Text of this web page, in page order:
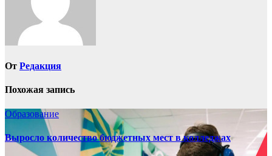
От Редакция
Похожая запись
Образование
Выросло количество бюджетных мест в колледжах